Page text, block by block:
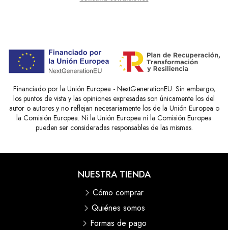
Financiado por la Unión Europea - NextGenerationEU. Sin embargo,
los puntos de vista y las opiniones expresadas son únicamente los del
autor o autores y no reflejan necesariamente los de la Unión Europea o
la Comisión Europea. Ni la Unión Europea ni la Comisión Europea
pueden ser consideradas responsables de las mismas.
NUESTRA TIENDA
Cómo comprar
Quiénes somos
Formas de pago